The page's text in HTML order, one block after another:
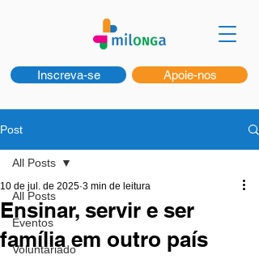
Inscreva-se Apoie-nos
Post
All Posts
Eventos
Voluntariado
All Posts
Ensinar, servir e ser
família em outro país
10 de jul. de 2025 3 min de leitura